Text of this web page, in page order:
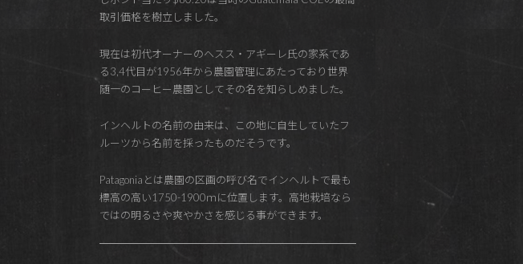
取引価格を樹立しました。
現在は初代オーナーのヘスス・アギーレ氏の家系であ
る3,4代目が1956年から農園管理にあたっており世界
随一のコーヒー農園としてその名を知らしめました。
インヘルトの名前の由来は、この地に自生していたフ
ルーツから名前を採ったものだそうです。
Patagoniaとは農園の区画の呼び名でインヘルトで最も
標高の高い1750-1900ｍに位置します。高地栽培なら
ではの明るさや爽やかさを感じる事ができます。